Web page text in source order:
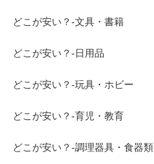
どこが安い？-文具・書籍
どこが安い？-日用品
どこが安い？-玩具・ホビー
どこが安い？-育児・教育
どこが安い？-調理器具・食器類